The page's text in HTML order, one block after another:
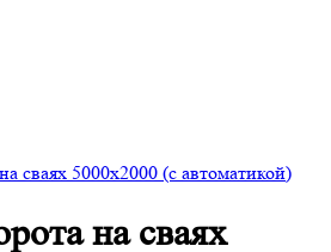
сваях 5000x2000 (с автоматикой)
на сваях